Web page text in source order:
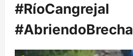
#RíoCangrejal
#AbriendoBrecha